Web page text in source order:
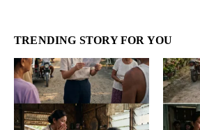
TRENDING STORY FOR YOU